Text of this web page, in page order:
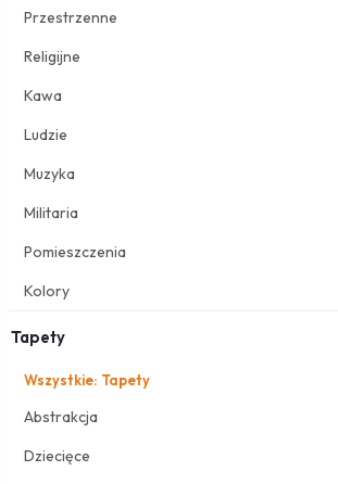
Przestrzenne
Religijne
Kawa
Ludzie
Muzyka
Militaria
Pomieszczenia
Kolory
Tapety
Wszystkie: Tapety
Abstrakcja
Dziecięce